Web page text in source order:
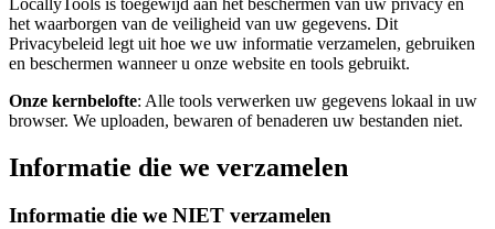
het waarborgen van de veiligheid van uw gegevens. Dit
Privacybeleid legt uit hoe we uw informatie verzamelen, gebruiken
en beschermen wanneer u onze website en tools gebruikt.
Onze kernbelofte: Alle tools verwerken uw gegevens lokaal in uw
browser. We uploaden, bewaren of benaderen uw bestanden niet.
Informatie die we verzamelen
Informatie die we NIET verzamelen